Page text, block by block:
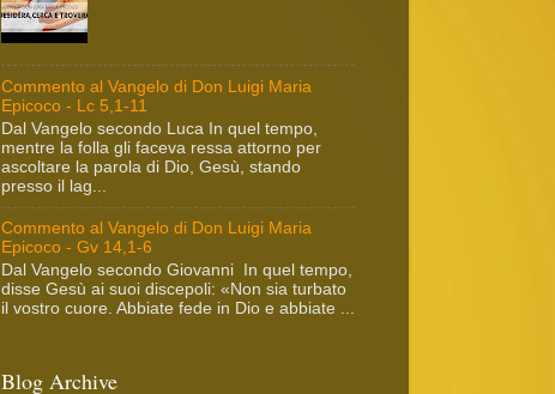
Commento al Vangelo di Don Luigi Maria
Epicoco - Lc 5,1-11
Dal Vangelo secondo Luca In quel tempo,
mentre la folla gli faceva ressa attorno per
ascoltare la parola di Dio, Gesù, stando
presso il lag...
Commento al Vangelo di Don Luigi Maria
Epicoco - Gv 14,1-6
Dal Vangelo secondo Giovanni In quel tempo,
disse Gesù ai suoi discepoli: «Non sia turbato
il vostro cuore. Abbiate fede in Dio e abbiate ...
Blog Archive